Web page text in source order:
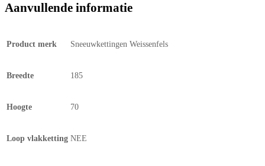
Aanvullende informatie
Product merk Sneeuwkettingen Weissenfels
Breedte 185
Hoogte 70
Loop vlakketting NEE